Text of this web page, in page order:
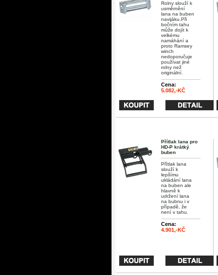
Rolny slouží k
usměrnění
lana na buben
navijáku.Při
bočním tahu
může dojít k
velkému
namáhání a
proto Ramsey
winch
nedoporučuje
používat jiné
rolny než
originální.
Cena:
5.082,-KČ
Přítlak lana pro
HD-P krátký
buben
Přítlak lana
slouží k
lepšímu
ukládání lana
na buben ale
hlavně k
udržení lana
na bubnu i v
případě, že
není v tahu.
Cena:
4.901,-KČ